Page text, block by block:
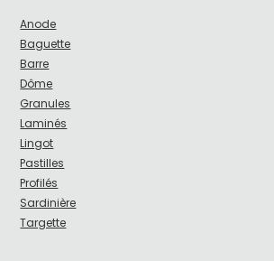
Anode
Baguette
Barre
Dôme
Granules
Laminés
Lingot
Pastilles
Profilés
Sardinière
Targette